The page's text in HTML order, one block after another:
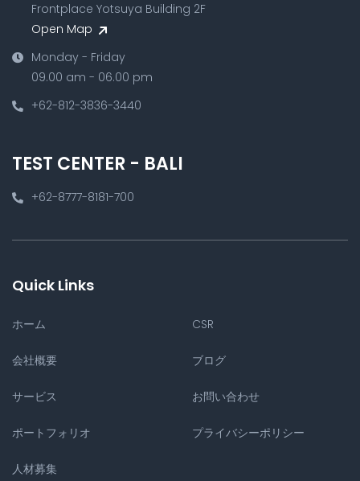
Frontplace Yotsuya Building 2F
Open Map
Monday - Friday
09.00 am - 06.00 pm
+62-812-3836-3440
TEST CENTER - BALI
+62-8777-8181-700
Quick Links
ホーム
会社概要
サービス
ポートフォリオ
人材募集
CSR
ブログ
お問い合わせ
プライバシーポリシー